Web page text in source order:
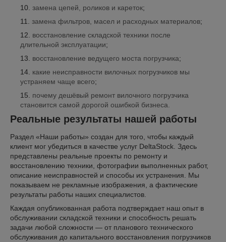
замена цепей, роликов и кареток;
замена фильтров, масел и расходных материалов;
восстановление складской техники после
длительной эксплуатации;
восстановление ведущего моста погрузчика;
какие неисправности вилочных погрузчиков мы
устраняем чаще всего;
почему дешёвый ремонт вилочного погрузчика
становится самой дорогой ошибкой бизнеса.
Реальные результаты нашей работы
Раздел «Наши работы» создан для того, чтобы каждый
клиент мог убедиться в качестве услуг DeltaStock. Здесь
представлены реальные проекты по ремонту и
восстановлению техники, фотографии выполненных работ,
описание неисправностей и способы их устранения. Мы
показываем не рекламные изображения, а фактические
результаты работы наших специалистов.
Каждая опубликованная работа подтверждает наш опыт в
обслуживании складской техники и способность решать
задачи любой сложности — от планового технического
обслуживания до капитального восстановления погрузчиков